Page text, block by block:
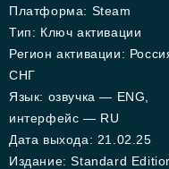
Платформа: Steam
Тип: Ключ активации
Регион активации:
СНГ
Язык: озвучка — ENG,
интерфейс — RU
Дата выхода: 21.02.25
Издание: Standard